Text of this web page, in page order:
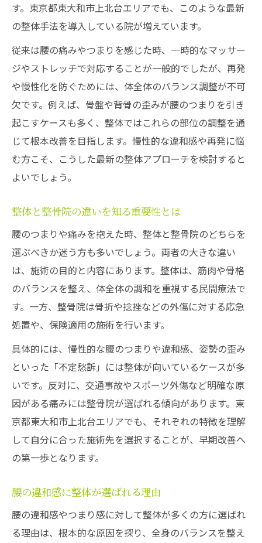
腰不調改善に整体が効果的な根拠を解説
整体の施術と日常ケアで腰を守る方法
整体院と整骨院の適切な使い分け方
腰のトラブルを整体で未然に防ぐコツ
腰の悩みなら整体で根本ケアを目指す
整体で腰の悩みを根本から改善する秘訣
整体施術の選び方と満足度の高め方
整体と整骨院のメリット比較ポイント
整体で反り腰をケアするための注意点
整体施術で叶う腰の違和感スッキリ法
整体で腰の違和感をスッキリ解消する方法
整体施術の流れと安心ポイントを解説
腰のつまりに強い整体院の特徴とは
整体で理想の姿勢を取り戻すコツ
整体施術前後の服装やマナーをチェック
整体で腰トラブルを根本から克服する方法
整体とマッサージの違いを正しく理解
整体施術後の経過観察と注意点まとめ
整体の専門家が教える腰ケアのコツ
整体で反り腰や違和感を防ぐ生活習慣
す。東京都東大和市上北台エリアでも、このような最新
の整体手法を導入している院が増えています。
従来は腰の痛みやつまりを感じた時、一時的なマッサー
ジやストレッチで対応することが一般的でしたが、再発
や慢性化を防ぐためには、体全体のバランス調整が不可
欠です。例えば、骨盤や背骨の歪みが腰のつまりを引き
起こすケースも多く、整体ではこれらの部位の調整を通
じて根本改善を目指します。慢性的な違和感や再発に悩
む方こそ、こうした最新の整体アプローチを検討すると
よいでしょう。
整体と整骨院の違いを知る重要性とは
腰のつまりや痛みを抱えた時、整体と整骨院のどちらを
選ぶべきか迷う方も多いでしょう。両者の大きな違い
は、施術の目的と内容にあります。整体は、筋肉や骨格
のバランスを整え、体全体の調和を重視する民間療法で
す。一方、整骨院は骨折や捻挫などの外傷に対する応急
処置や、保険適用の施術を行います。
具体的には、慢性的な腰のつまりや違和感、姿勢の歪み
といった「不定愁訴」には整体が向いているケースが多
いです。反対に、交通事故やスポーツ外傷など明確な原
因がある痛みには整骨院が選ばれる傾向があります。東
京都東大和市上北台エリアでも、それぞれの特徴を理解
して自分に合った施術先を選択することが、早期改善へ
の第一歩となります。
腰の違和感に整体が選ばれる理由
腰の違和感やつまり感に対して整体が多くの方に選ばれ
る理由は、根本的な原因を探り、全身のバランスを整え